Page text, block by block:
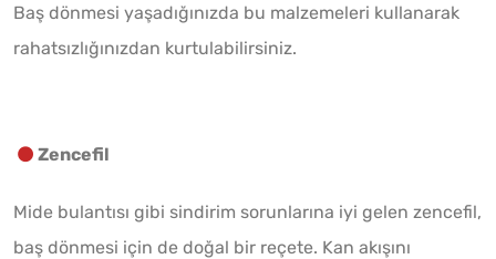
Baş dönmesi yaşadığınızda bu malzemeleri kullanarak
rahatsızlığınızdan kurtulabilirsiniz.
Zencefil
Mide bulantısı gibi sindirim sorunlarına iyi gelen zencefil,
baş dönmesi için de doğal bir reçete. Kan akışını